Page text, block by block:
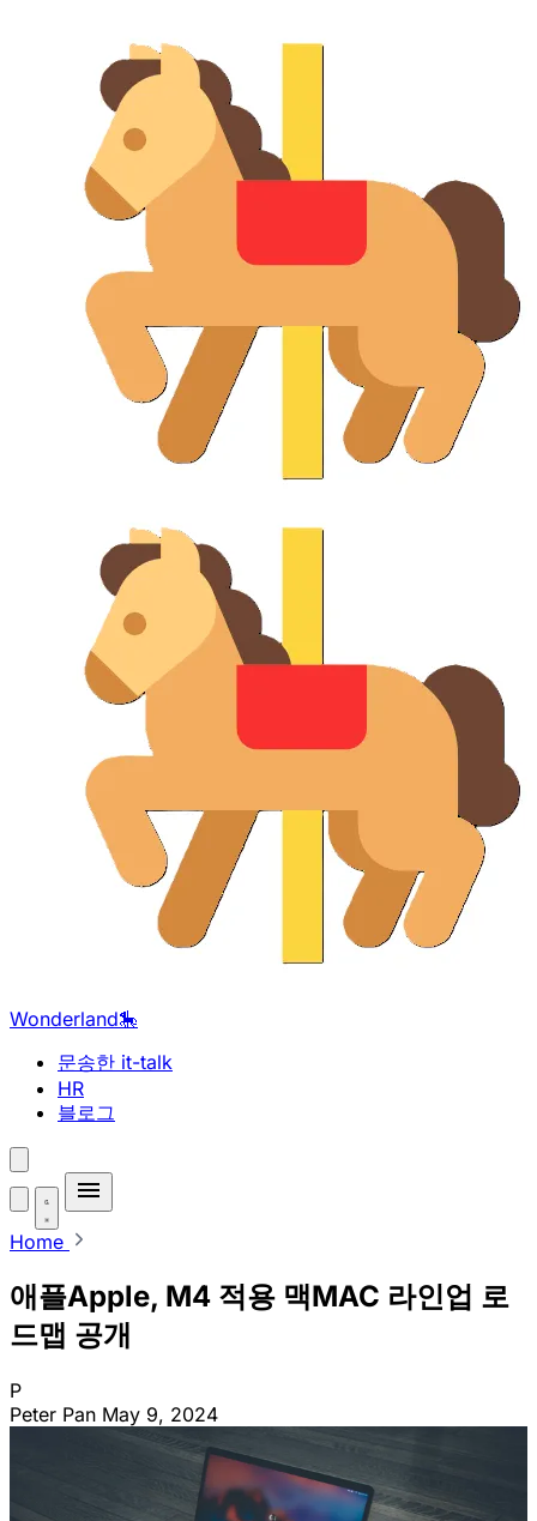
Wonderland🎠
문송한 it-talk
HR
블로그
Home
애플Apple, M4 적용 맥MAC 라인업 로
드맵 공개
P
Peter Pan May 9, 2024